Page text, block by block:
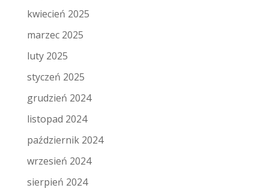
kwiecień 2025
marzec 2025
luty 2025
styczeń 2025
grudzień 2024
listopad 2024
październik 2024
wrzesień 2024
sierpień 2024